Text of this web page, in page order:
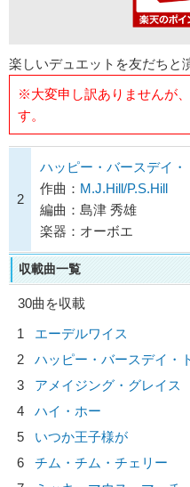
楽しいデュエットを友だちと
※大変申し訳ありませんが
す。
2
ハッピー・バースデイ・
作曲： M.J.Hill/P.S.Hill
編曲：島津 秀雄
楽器：オーボエ
収載曲一覧
30曲を収載
1
エーデルワイス
2
ハッピー・バースデイ・
3
アメイジング・グレイス
4
ハイ・ホー
5
いつか王子様が
6
チム・チム・チェリー